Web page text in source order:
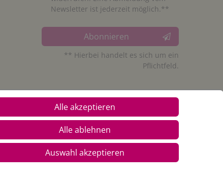
Newsletter ist jederzeit möglich.**
Abonnieren
** Hierbei handelt es sich um ein
Pflichtfeld.
Alle akzeptieren
Alle ablehnen
Auswahl akzeptieren